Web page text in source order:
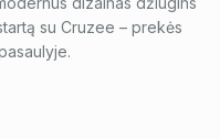
su Cruzee – prekės